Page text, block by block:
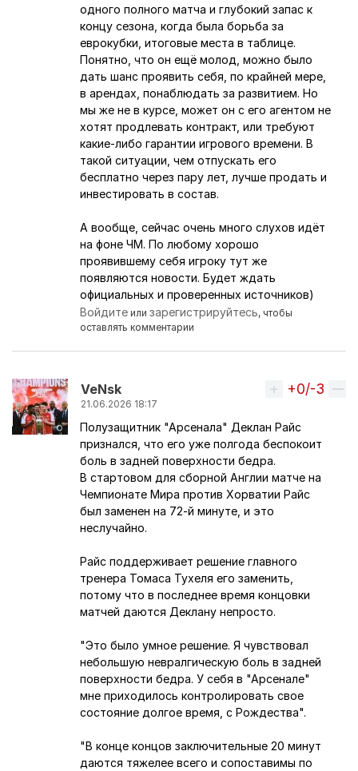
одного полного матча и глубокий запас к
концу сезона, когда была борьба за
еврокубки, итоговые места в таблице.
Понятно, что он ещё молод, можно было
дать шанс проявить себя, по крайней мере,
в арендах, понаблюдать за развитием. Но
мы же не в курсе, может он с его агентом не
хотят продлевать контракт, или требуют
какие-либо гарантии игрового времени. В
такой ситуации, чем отпускать его
бесплатно через пару лет, лучше продать и
инвестировать в состав.
А вообще, сейчас очень много слухов идёт
на фоне ЧМ. По любому хорошо
проявившему себя игроку тут же
появляются новости. Будет ждать
официальных и проверенных источников)
Войдите илизарегистрируйтесь, чтобы
оставлять комментарии
VeNsk
21.06.2026 18:17
Вверх
+0/-3
Полузащитник "Арсенала" Деклан Райс
признался, что его уже полгода беспокоит
боль в задней поверхности бедра.
В стартовом для сборной Англии матче на
Чемпионате Мира против Хорватии Райс
был заменен на 72-й минуте, и это
неслучайно.
Райс поддерживает решение главного
тренера Томаса Тухеля его заменить,
потому что в последнее время концовки
матчей даются Деклану непросто.
"Это было умное решение. Я чувствовал
небольшую невралгическую боль в задней
поверхности бедра. У себя в "Арсенале"
мне приходилось контролировать свое
состояние долгое время, с Рождества".
"В конце концов заключительные 20 минут
даются тяжелее всего и сопоставимы по